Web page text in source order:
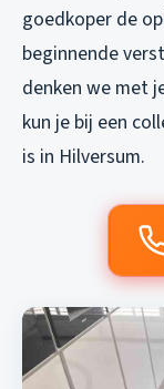
goedkoper de
beginnende
denken we met
kun je bij een
is in Hilversum.